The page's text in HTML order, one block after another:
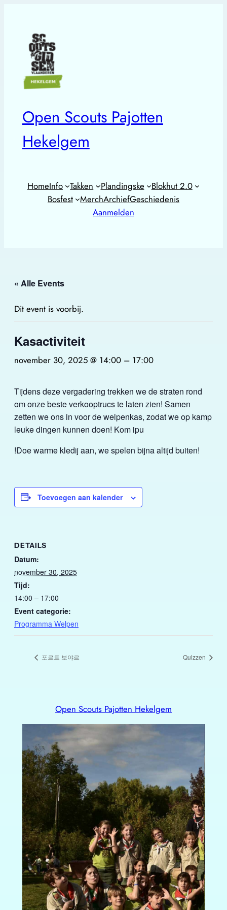
Open Scouts Pajotten
Hekelgem
HomeInfo Takken Plandingske
Blokhut 2.0
Bosfest MerchArchiefGeschiedenis
Aanmelden
« Alle Events
Dit event is voorbij.
Kasactiviteit
november 30, 2025 @ 14:00 – 17:00
Tijdens deze vergadering trekken we de straten rond
om onze beste verkooptrucs te laten zien! Samen
zetten we ons in voor de welpenkas, zodat we op kamp
leuke dingen kunnen doen! Kom ipu
!Doe warme kledij aan, we spelen bijna altijd buiten!
Toevoegen aan kalender
DETAILS
Datum:
november 30, 2025
Tijd:
14:00 – 17:00
Event categorie:
Programma Welpen
포르트 보야르 Quizzen
Open Scouts Pajotten Hekelgem